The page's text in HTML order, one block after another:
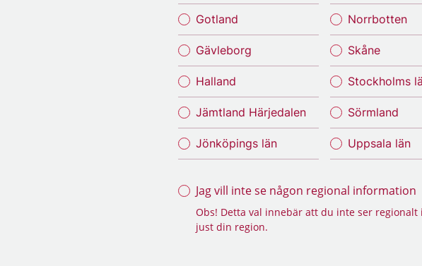
Gotland
Gävleborg
Halland
Jämtland Härjedalen
Jönköpings län
Norrbotten
Skåne
Stockholms
Sörmland
Uppsala län
Jag vill inte se någon regional information
Obs! Detta val innebär att du inte ser
just din region.